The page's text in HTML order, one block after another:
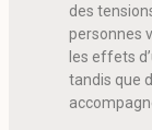
des
personnes
les effets
tandis que